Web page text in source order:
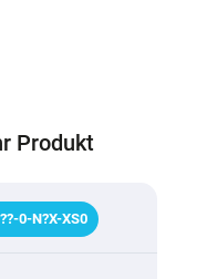
Produkt
-0-N?X-XS0